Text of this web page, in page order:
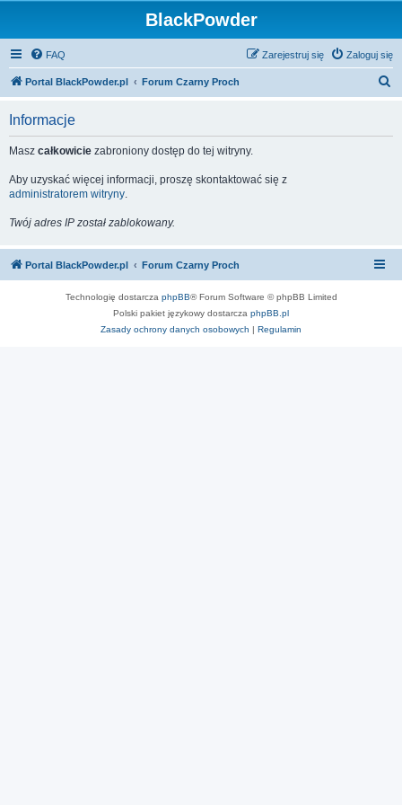
BlackPowder
FAQ Zaloguj się
Zarejestruj się
Portal BlackPowder.pl Forum Czarny Proch
Informacje
Masz całkowicie zabroniony dostęp do tej witryny.
Aby uzyskać więcej informacji, proszę skontaktować się z
administratorem witryny.
Twój adres IP został zablokowany.
Portal BlackPowder.pl Forum Czarny Proch
Technologię dostarcza phpBB® Forum Software © phpBB Limited
Polski pakiet językowy dostarcza phpBB.pl
Zasady ochrony danych osobowych | Regulamin